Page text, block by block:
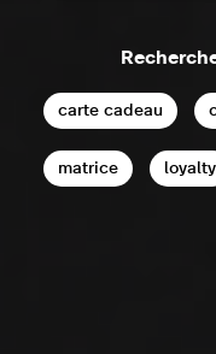
carte cadeau
matrice loyalty